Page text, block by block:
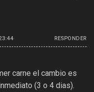
RESPONDER
carne el cambio es
(3 o 4 dias).